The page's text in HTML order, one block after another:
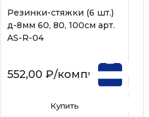
Резинки-стяжки (6 шт.)
д-8мм 60, 80, 100см арт.
AS-R-04
552,00 ₽/компл
Купить